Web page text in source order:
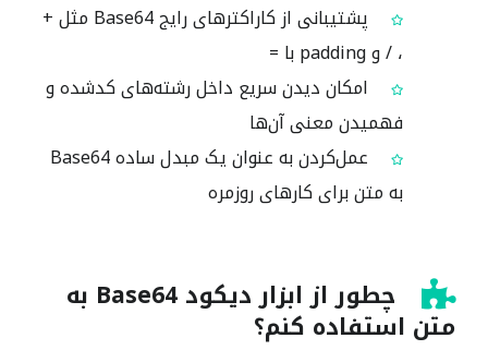
پشتیبانی از کاراکترهای رایج Base64 مثل +
، / و padding با =
امکان دیدن سریع داخل رشته‌های کدشده و
فهمیدن معنی آن‌ها
عمل‌کردن به عنوان یک مبدل ساده Base64
به متن برای کارهای روزمره
چطور از ابزار دیکود Base64 به
متن استفاده کنم؟